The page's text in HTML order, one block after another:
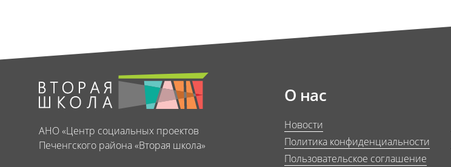
АНО «Центр социальных проектов
Печенгского района «Вторая школа»
О нас
Новости
Политика конфиденциальности
Пользовательское соглашение